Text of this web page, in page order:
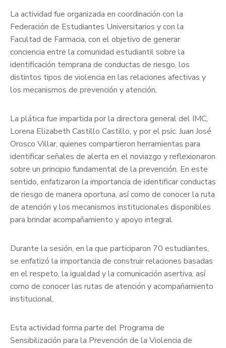
La actividad fue organizada en coordinación con la
Federación de Estudiantes Universitarios y con la
Facultad de Farmacia, con el objetivo de generar
conciencia entre la comunidad estudiantil sobre la
identificación temprana de conductas de riesgo, los
distintos tipos de violencia en las relaciones afectivas y
los mecanismos de prevención y atención.
La plática fue impartida por la directora general del IMC,
Lorena Elizabeth Castillo Castillo, y por el psic. Juan José
Orosco Villar, quienes compartieron herramientas para
identificar señales de alerta en el noviazgo y reflexionaron
sobre un principio fundamental de la prevención. En este
sentido, enfatizaron la importancia de identificar conductas
de riesgo de manera oportuna, así como de conocer la ruta
de atención y los mecanismos institucionales disponibles
para brindar acompañamiento y apoyo integral.
Durante la sesión, en la que participaron 70 estudiantes,
se enfatizó la importancia de construir relaciones basadas
en el respeto, la igualdad y la comunicación asertiva, así
como de conocer las rutas de atención y acompañamiento
institucional.
Esta actividad forma parte del Programa de
Sensibilización para la Prevención de la Violencia de